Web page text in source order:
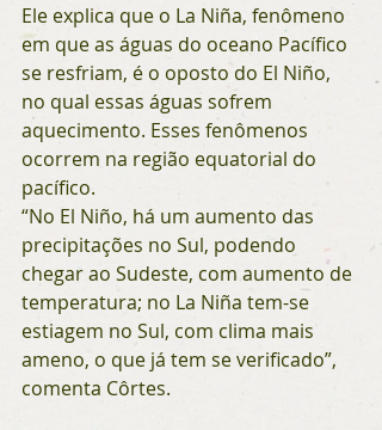
Ele explica que o La Niña, fenômeno
em que as águas do oceano Pacífico
se resfriam, é o oposto do El Niño,
no qual essas águas sofrem
aquecimento. Esses fenômenos
ocorrem na região equatorial do
pacífico.
“No El Niño, há um aumento das
precipitações no Sul, podendo
chegar ao Sudeste, com aumento de
temperatura; no La Niña tem-se
estiagem no Sul, com clima mais
ameno, o que já tem se verificado”,
comenta Côrtes.